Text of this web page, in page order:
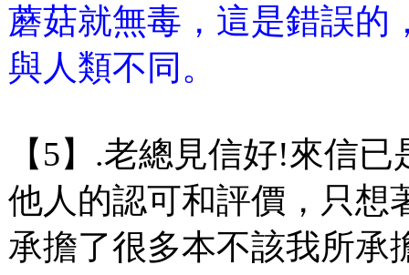
蘑菇就無毒，這是錯誤的
與人類不同。
【5】.老總見信好!來信
他人的認可和評價，只想
承擔了很多本不該我所承